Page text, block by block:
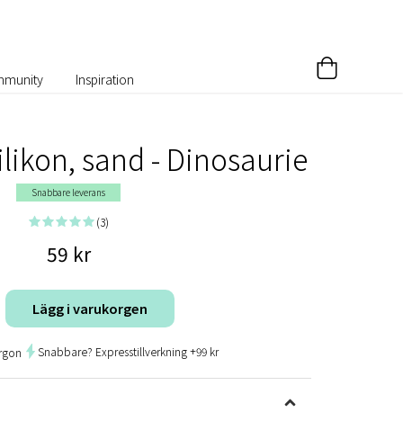
Inspiration
sand - Dinosaurie
Snabbare leverans
(3)
59 kr
Lägg i varukorgen
Snabbare? Expresstillverkning +99 kr